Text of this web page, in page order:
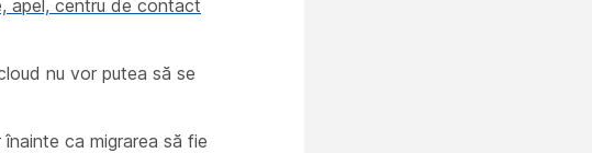
apel, centru de contact
nu vor putea să se
ca migrarea să fie